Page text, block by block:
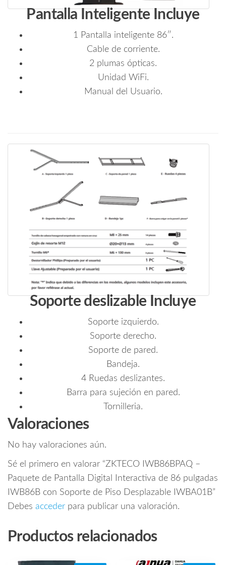
Pantalla Inteligente Incluye
1 Pantalla inteligente 86″.
Cable de corriente.
2 plumas ópticas.
Unidad WiFi.
Manual del Usuario.
Soporte deslizable Incluye
Soporte izquierdo.
Soporte derecho.
Soporte de pared.
Bandeja.
4 Ruedas deslizantes.
Barra para sujeción en pared.
Tornilleria.
Valoraciones
No hay valoraciones aún.
Sé el primero en valorar “ZKTECO IWB86BPAQ –
Paquete de Pantalla Digital Interactiva de 86 pulgadas
IWB86B con Soporte de Piso Desplazable IWBA01B”
Debes acceder para publicar una valoración.
Productos relacionados